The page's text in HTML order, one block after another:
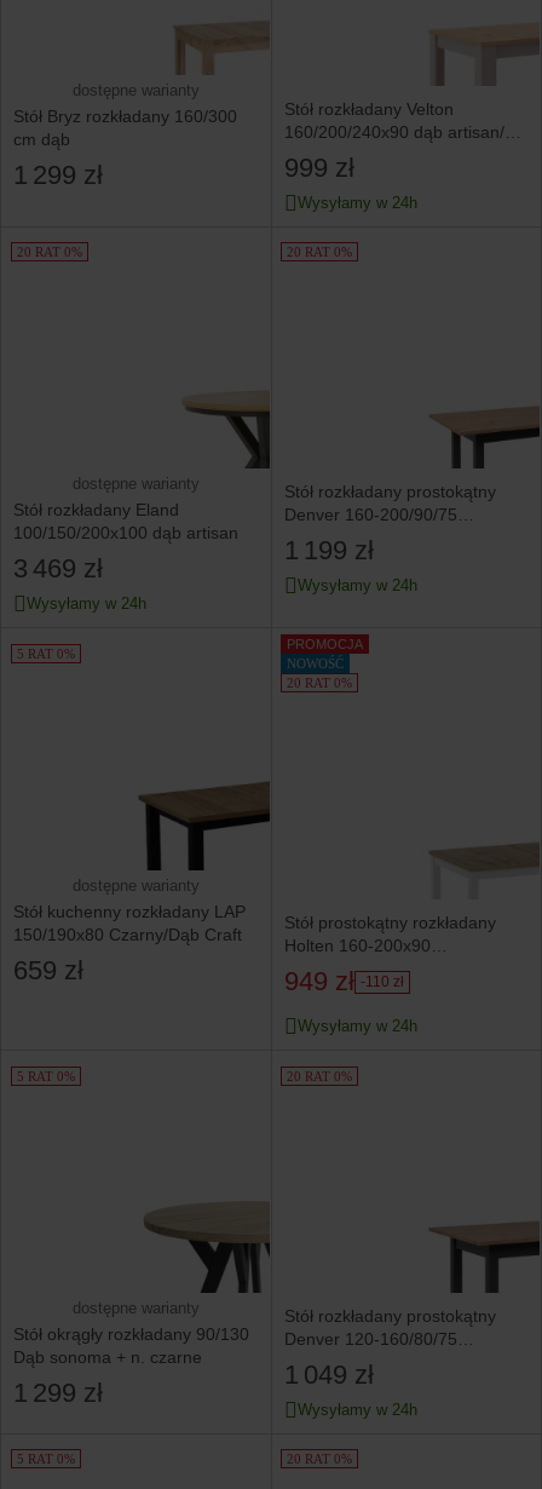
dostępne warianty
Stół Bryz rozkładany 160/300
cm dąb
1 299 zł
Stół rozkładany Velton
160/200/240x90 dąb artisan/uni
kaszmir
999 zł
Wysyłamy w 24h
20 RAT 0%
dostępne warianty
Stół rozkładany Eland
100/150/200x100 dąb artisan
3 469 zł
Wysyłamy w 24h
20 RAT 0%
Stół rozkładany prostokątny
Denver 160-200/90/75
dąb artisan/grafit
1 199 zł
Wysyłamy w 24h
5 RAT 0%
dostępne warianty
Stół kuchenny rozkładany LAP
150/190x80 Czarny/Dąb Craft
659 zł
PROMOCJA
NOWOŚĆ
20 RAT 0%
Stół prostokątny rozkładany
Holten 160-200x90
dąb wotan/biały
949 zł -110 zł
Wysyłamy w 24h
5 RAT 0%
dostępne warianty
Stół okrągły rozkładany 90/130
Dąb sonoma + n. czarne
1 299 zł
20 RAT 0%
Stół rozkładany prostokątny
Denver 120-160/80/75
dąb artisan/grafit
1 049 zł
Wysyłamy w 24h
5 RAT 0% 20 RAT 0%